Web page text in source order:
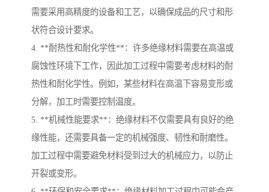
需要采用高精度的设备和工艺，以确保成品的尺寸和形
状符合设计要求。
4. **耐热性和耐化学性**：许多绝缘材料需要在高温或
腐蚀性环境下工作，因此加工过程中需要考虑材料的耐
热性和耐化学性。例如，某些材料在高温下容易变形或
分解，加工时需要控制温度。
5. **机械性能要求**：绝缘材料不仅需要具有良好的绝
缘性能，还需要具备一定的机械强度、韧性和耐磨性。
加工过程中需要避免材料受到过大的机械应力，以防止
开裂或变形。